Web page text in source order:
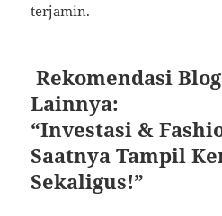
terjamin.
Rekomendasi
Lainnya:
“Investasi &
Saatnya Tampil
Sekaligus!”